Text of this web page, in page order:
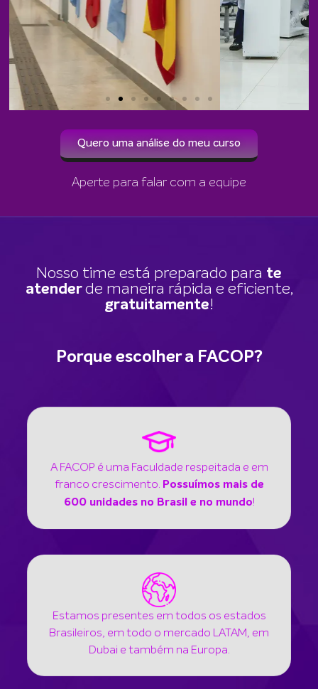
Quero uma análise do meu curso
Aperte para falar com a equipe
Nosso time está preparado para te
atenderde maneira rápida e eficiente,
gratuitamente!
Porque escolher a FACOP?
A FACOP é uma Faculdade respeitada e em
franco crescimento. Possuímos mais de
600 unidades no Brasil e no mundo!
Estamos presentes em todos os estados
Brasileiros, em todo o mercado LATAM, em
Dubai e também na Europa.